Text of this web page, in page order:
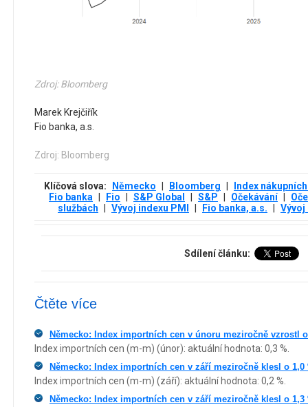
Zdroj: Bloomberg
Marek Krejčiřík
Fio banka, a.s.
Zdroj: Bloomberg
Klíčová slova: Německo Bloomberg
Index
Fio banka
Fio S&P Global S&P Očekávání
službách
Vývoj indexu PMI Fio banka, a.s. Vývoj
Sdílení článku:
Čtěte více
Německo: Index importních cen v únoru meziročně vzrostl
Index importních cen (m-m) (únor): aktuální hodnota: 0,3 %.
Německo: Index importních cen v září meziročně klesl o
Index importních cen (m-m) (září): aktuální hodnota: 0,2 %.
Německo: Index importních cen v září meziročně klesl o